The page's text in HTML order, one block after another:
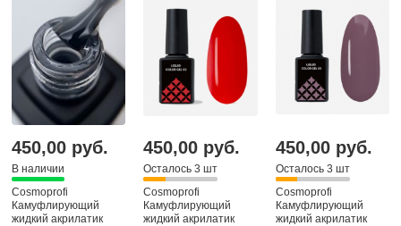
450,00 руб.
В наличии
Cosmoprofi
Камуфлирующий
жидкий акрилатик
450,00 руб.
Осталось 3 шт
Cosmoprofi
Камуфлирующий
жидкий акрилатик
450,00 руб.
Осталось 3 шт
Cosmoprofi
Камуфлирующий
жидкий акрилатик